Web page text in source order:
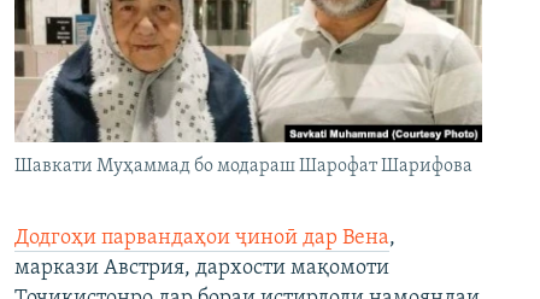
Шавкати Муҳаммад бо модараш Шарофат Шарифова
Додгоҳи парвандаҳои ҷиноӣ дар Вена,
маркази Австрия, дархости мақомоти